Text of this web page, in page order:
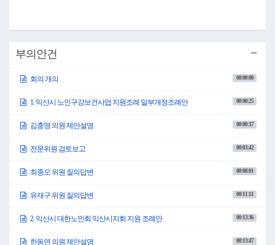
부의안건
회의 개의 00:00:00
1. 익산시 노인구강보건사업 지원조례 일부개정조례안 00:00:25
김충영 의원 제안설명 00:00:37
전문위원 검토보고 00:03:42
최종오 위원 질의답변 00:08:01
유재구 위원 질의답변 00:11:11
2. 익산시 대한노인회 익산시지회 지원 조례안 00:13:36
한동연 의원 제안설명 00:13:47